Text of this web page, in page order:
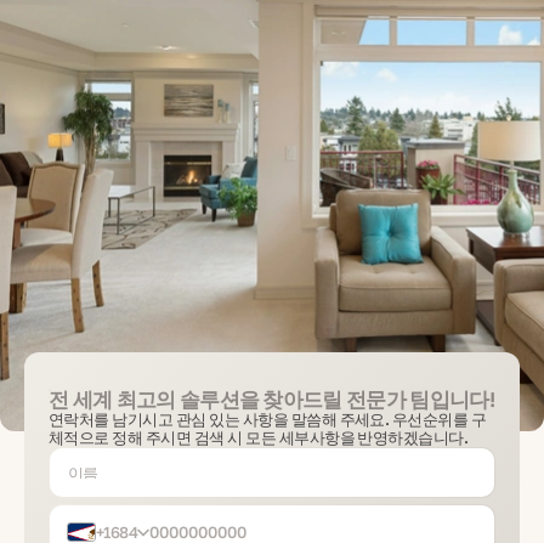
전 세계 최고의 솔루션을 찾아드릴 전문가 팀입니다!
연락처를 남기시고 관심 있는 사항을 말씀해 주세요. 우선순위를 구
체적으로 정해 주시면 검색 시 모든 세부사항을 반영하겠습니다.
+1684